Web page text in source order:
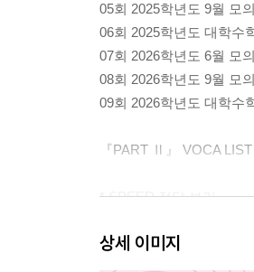
05회 2025학년도 9월 모
06회 2025학년도 대학수
07회 2026학년도 6월 모
08회 2026학년도 9월 모
09회 2026학년도 대학수
『PART Ⅱ』 VOCA LIST
* SPEED 정답 보기
상세 이미지